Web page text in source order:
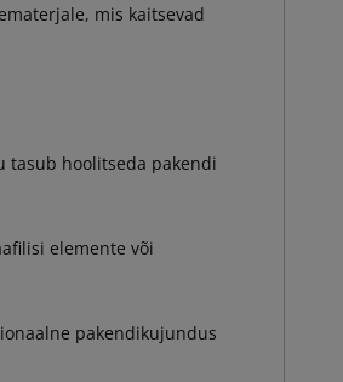
mis kaitsevad
tasub hoolitseda pakendi
elemente või
pakendikujundus